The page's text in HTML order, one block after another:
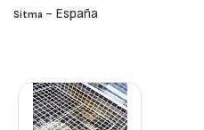
Sitma - España